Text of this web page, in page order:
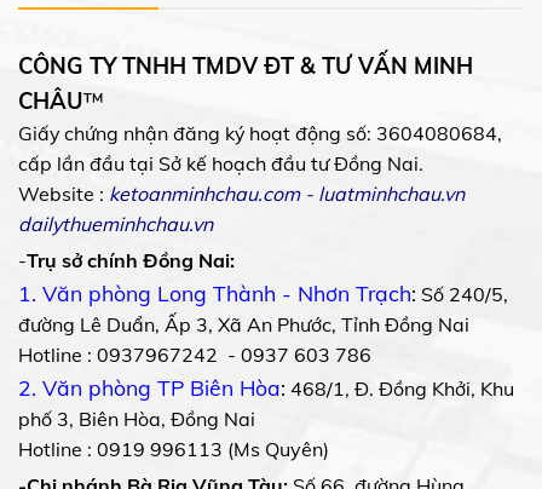
CÔNG TY TNHH TMDV ĐT & TƯ VẤN MINH
CHÂU™
Giấy chứng nhận đăng ký hoạt động số: 3604080684,
cấp lần đầu tại Sở kế hoạch đầu tư Đồng Nai.
Website : ketoanminhchau.com- luatminhchau.vn
dailythueminhchau.vn
-Trụ sở chính Đồng Nai:
1. Văn phòng Long Thành - Nhơn Trạch: Số 240/5,
đường Lê Duẩn, Ấp 3, Xã An Phước, Tỉnh Đồng Nai
Hotline : 0937967242 - 0937 603 786
2. Văn phòng TP Biên Hòa: 468/1, Đ. Đồng Khởi, Khu
phố 3, Biên Hòa, Đồng Nai
Hotline : 0919 996113 (Ms Quyên)